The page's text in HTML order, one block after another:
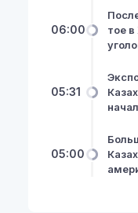
06:00
тое
05:31
05:00